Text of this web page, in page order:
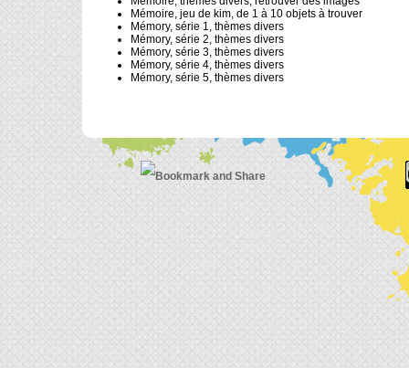
Mémoire, jeu de kim, de 1 à 10 objets à trouver
Mémory, série 1, thèmes divers
Mémory, série 2, thèmes divers
Mémory, série 3, thèmes divers
Mémory, série 4, thèmes divers
Mémory, série 5, thèmes divers